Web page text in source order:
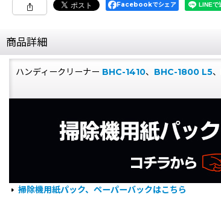
Facebookでシェア
商品詳細
ハンディークリーナー BHC-1410、 BHC-1800 L5、
掃除機用紙パック、ペーパーバックはこちら